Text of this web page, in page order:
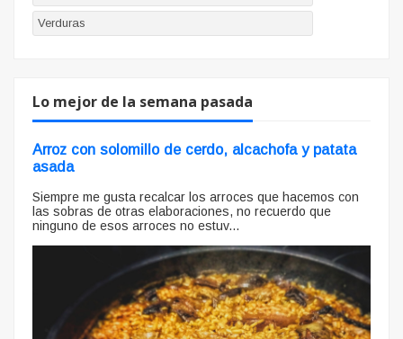
Verduras
Lo mejor de la semana pasada
Arroz con solomillo de cerdo, alcachofa y patata
asada
Siempre me gusta recalcar los arroces que hacemos con
las sobras de otras elaboraciones, no recuerdo que
ninguno de esos arroces no estuv...